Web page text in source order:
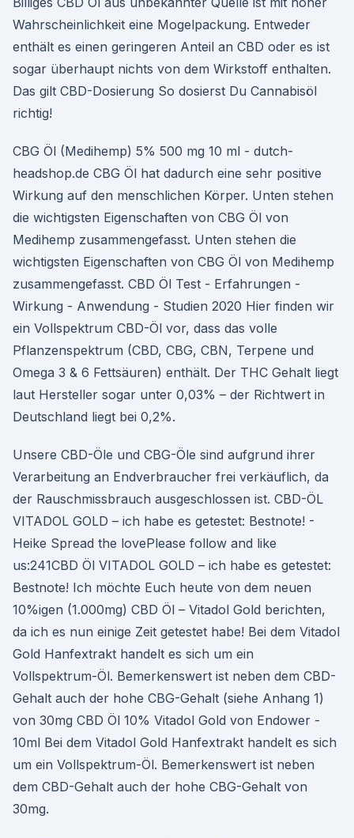
Wahrscheinlichkeit eine Mogelpackung. Entweder
enthält es einen geringeren Anteil an CBD oder es ist
sogar überhaupt nichts von dem Wirkstoff enthalten.
Das gilt CBD-Dosierung So dosierst Du Cannabisöl
richtig!
CBG Öl (Medihemp) 5% 500 mg 10 ml - dutch-
headshop.de CBG Öl hat dadurch eine sehr positive
Wirkung auf den menschlichen Körper. Unten stehen
die wichtigsten Eigenschaften von CBG Öl von
Medihemp zusammengefasst. Unten stehen die
wichtigsten Eigenschaften von CBG Öl von Medihemp
zusammengefasst. CBD Öl Test - Erfahrungen -
Wirkung - Anwendung - Studien 2020 Hier finden wir
ein Vollspektrum CBD-Öl vor, dass das volle
Pflanzenspektrum (CBD, CBG, CBN, Terpene und
Omega 3 & 6 Fettsäuren) enthält. Der THC Gehalt liegt
laut Hersteller sogar unter 0,03% – der Richtwert in
Deutschland liegt bei 0,2%.
Unsere CBD-Öle und CBG-Öle sind aufgrund ihrer
Verarbeitung an Endverbraucher frei verkäuflich, da
der Rauschmissbrauch ausgeschlossen ist. CBD-ÖL
VITADOL GOLD – ich habe es getestet: Bestnote! -
Heike Spread the lovePlease follow and like
us:241CBD Öl VITADOL GOLD – ich habe es getestet:
Bestnote! Ich möchte Euch heute von dem neuen
10%igen (1.000mg) CBD Öl – Vitadol Gold berichten,
da ich es nun einige Zeit getestet habe! Bei dem Vitadol
Gold Hanfextrakt handelt es sich um ein
Vollspektrum-Öl. Bemerkenswert ist neben dem CBD-
Gehalt auch der hohe CBG-Gehalt (siehe Anhang 1)
von 30mg CBD Öl 10% Vitadol Gold von Endower -
10ml Bei dem Vitadol Gold Hanfextrakt handelt es sich
um ein Vollspektrum-Öl. Bemerkenswert ist neben
dem CBD-Gehalt auch der hohe CBG-Gehalt von
30mg.